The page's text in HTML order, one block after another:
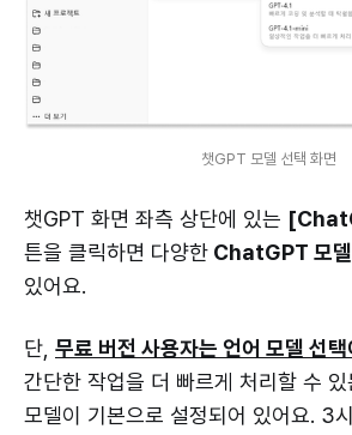
챗GPT 모델 선택 화면
챗GPT 화면 좌측 상단에 있는
튼을 클릭하면 다양한 ChatGPT 모
있어요.
단, 무료 버전 사용자는 언어 모델 선
간단한 작업을 더 빠르게 처리할 수 있
모델이 기본으로 설정되어 있어요. 3